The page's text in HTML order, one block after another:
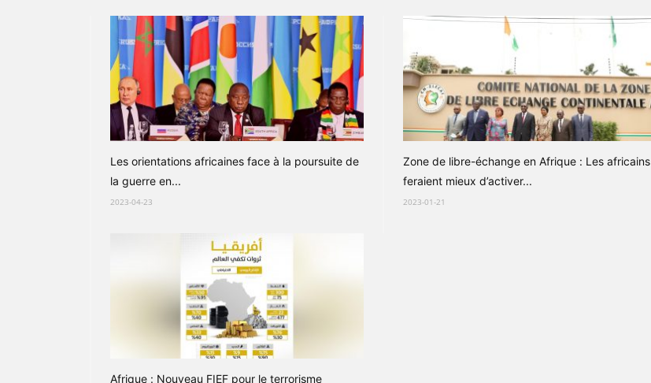
Les orientations africaines face à la poursuite de
la guerre en...
2023-04-23
Zone de libre-échange en Afrique : Les africains
feraient mieux d’activer...
2023-01-21
Afrique : Nouveau FIEF pour le terrorisme